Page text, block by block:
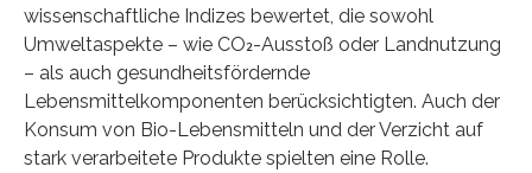
wissenschaftliche Indizes bewertet, die sowohl
Umweltaspekte – wie CO₂-Ausstoß oder Landnutzung
– als auch gesundheitsfördernde
Lebensmittelkomponenten berücksichtigten. Auch der
Konsum von Bio-Lebensmitteln und der Verzicht auf
stark verarbeitete Produkte spielten eine Rolle.